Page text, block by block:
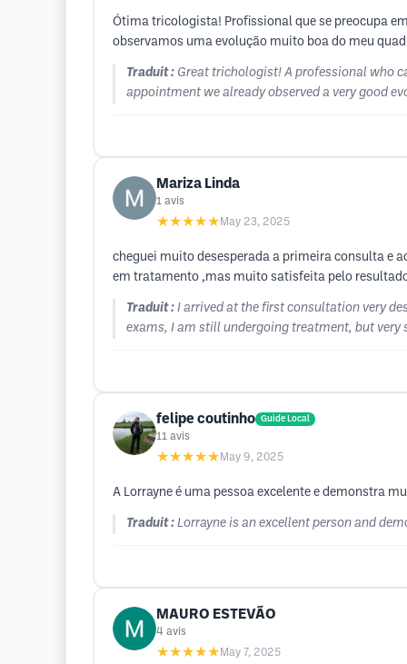
Ótima tricologista! Profissional que se preocupa
observamos uma evolução muito boa do meu
Traduit : Great trichologist! A professional who
appointment we already observed a very good
Mariza Linda
1 avis
★★★★★ May 23, 2025
cheguei muito desesperada a primeira consulta e
em tratamento ,mas muito satisfeita pelo
Traduit : I arrived at the first consultation very
exams, I am still undergoing treatment, but very
felipe coutinho Guide Local
11 avis
★★★★★ May 9, 2025
A Lorrayne é uma pessoa excelente e demonstra
Traduit : Lorrayne is an excellent person and
MAURO ESTEVÃO
4 avis
★★★★★ May 7, 2025